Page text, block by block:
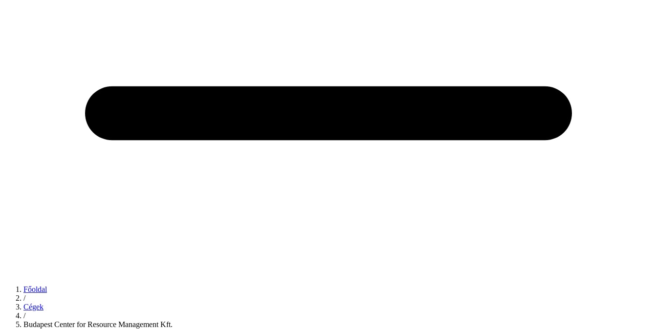
Főoldal
/
Cégek
/
Budapest Center for Resource Management Kft.